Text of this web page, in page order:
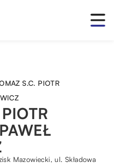
S.C. PIOTR
Mazowiecki, ul. Składowa